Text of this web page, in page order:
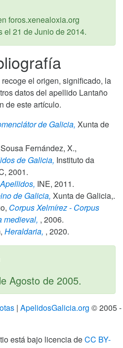
foros.xenealoxia.org
el 21 de Junio de 2014.
el origen, significado, la
datos del apellido Lantaño
de este artículo.
de Galicia, Xunta de
Fernández, X.,
de Galicia, Instituto da
2001.
INE, 2011.
de Galicia, Xunta de Galicia,.
Corpus Xelmírez - Corpus
medieval, , 2006.
Heraldaria, , 2020.
Agosto de 2005.
| ApelidosGalicia.org © 2005 -
está bajo licencia deCC BY-